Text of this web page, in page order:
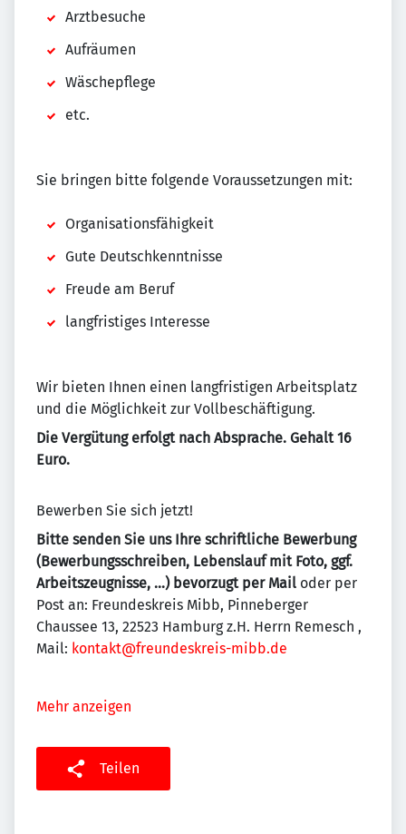
Arztbesuche
Aufräumen
Wäschepflege
etc.
Sie bringen bitte folgende Voraussetzungen mit:
Organisationsfähigkeit
Gute Deutschkenntnisse
Freude am Beruf
langfristiges Interesse
Wir bieten Ihnen einen langfristigen Arbeitsplatz
und die Möglichkeit zur Vollbeschäftigung.
Die Vergütung erfolgt nach Absprache. Gehalt 16
Euro.
Bewerben Sie sich jetzt!
Bitte senden Sie uns Ihre schriftliche Bewerbung
(Bewerbungsschreiben, Lebenslauf mit Foto, ggf.
Arbeitszeugnisse, …) bevorzugt per Mail oder per
Post an: Freundeskreis Mibb, Pinneberger
Chaussee 13, 22523 Hamburg z.H. Herrn Remesch ,
Mail: kontakt@freundeskreis-mibb.de
Mehr anzeigen
Teilen